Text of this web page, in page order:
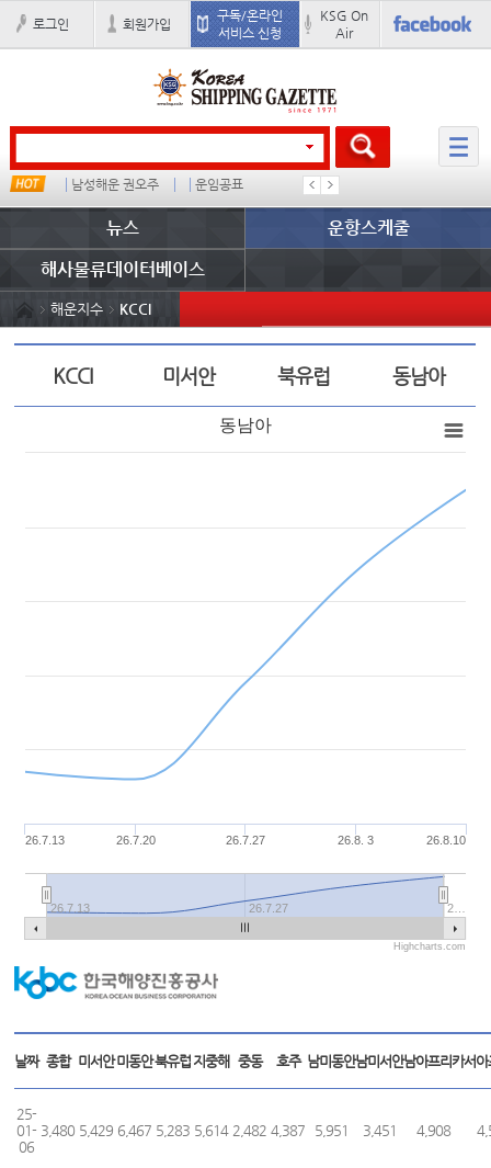
로그인 회원가입
구독/온라인
서비스 신청
KSG On
Air
남성해운 권오주 운임공표 컨테이너 임대사
뉴스 운항스케줄
해사물류데이터베이스
해운지수 KCCI
KCCI 미서안 북유럽 동남아
동남아
26.7.13 26.7.20 26.7.27 26.8. 3 26.8.10
26.7.13 26.7.27 2…
Highcharts.com
날짜 종합 미서안미동안북유럽 지중해 중동 호주 남미동안남미서안남아프리카서아
25-
01-
06
3,480 5,429 6,467 5,283 5,614 2,482 4,387 5,951 3,451 4,908